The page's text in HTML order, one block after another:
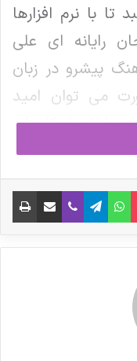
با نرم افزارها
رایانه ای علی
پیشرو در زبان
می توان امید
ارائه راهکارها و
مورد نیاز
اصلی و جوابگوی
طراحی اساسا
پاکتواتس آپ تلگراموایبر اشتراک گذاری از طریق ایمیل